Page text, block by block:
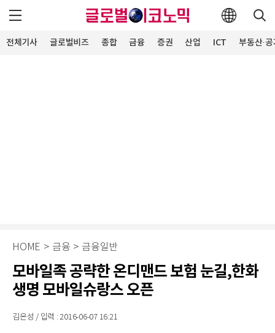
전체기사 글로벌비즈 종합 금융 증권 산업 ICT 부동산·
HOME > 금융 > 금융일반
모바일족 공략한 온디맨드 보험 눈길,한화
생명 모바일슈랑스 오픈
김은성 / 입력 : 2016-06-07 16:21